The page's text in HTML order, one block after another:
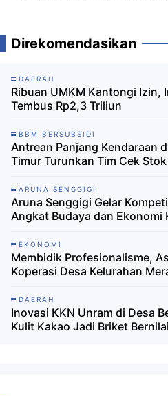
Direkomendasikan
DAERAH
Ribuan UMKM Kantongi Izin,
Tembus Rp2,3 Triliun
BBM BERSUBSIDI
Antrean Panjang Kendaraan
Timur Turunkan Tim Cek
ARUNA SENGGIGI
Aruna Senggigi Gelar
Angkat Budaya dan Ekonomi
EKONOMI
Membidik Profesionalisme,
Koperasi Desa Kelurahan
DAERAH
Inovasi KKN Unram di Desa
Kulit Kakao Jadi Briket